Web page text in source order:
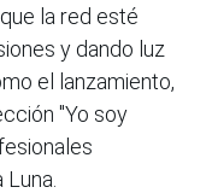
la red esté
y dando luz
el lanzamiento,
"Yo soy